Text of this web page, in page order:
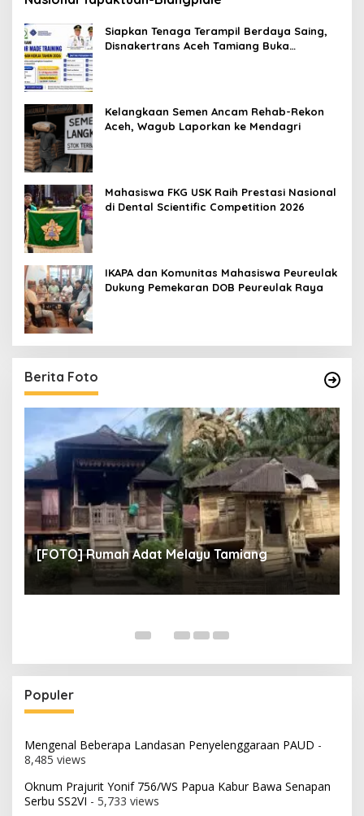
Siapkan Tenaga Terampil Berdaya Saing,
Disnakertrans Aceh Tamiang Buka
Kelangkaan Semen Ancam Rehab-Rekon
Aceh, Wagub Laporkan ke Mendagri
Mahasiswa FKG USK Raih Prestasi Nasional
di Dental Scientific Competition 2026
IKAPA dan Komunitas Mahasiswa Peureulak
Dukung Pemekaran DOB Peureulak Raya
Berita Foto
[FOTO] Rumah Adat Melayu Tamiang
Populer
Mengenal Beberapa Landasan Penyelenggaraan PAUD -
8,485 views
Oknum Prajurit Yonif 756/WS Papua Kabur Bawa Senapan
Serbu SS2VI - 5,733 views